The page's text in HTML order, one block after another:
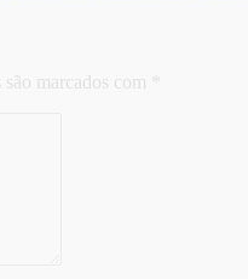
marcados com